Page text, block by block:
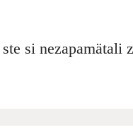
si nezapamätali